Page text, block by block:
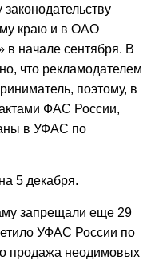
краю и в ОАО
в начале сентября. В
что рекламодателем
поэтому, в
ФАС России,
в УФАС по
5 декабря.
запрещали еще 29
УФАС России по
продажа неодимовых